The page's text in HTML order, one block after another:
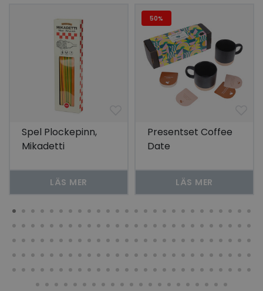
Spel Plockepinn,
Mikadetti
LÄS MER
50%
Presentset Coffee
Date
LÄS MER